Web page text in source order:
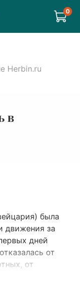
0
Herbin.ru
в
была
движения за
дней
от
от
местного